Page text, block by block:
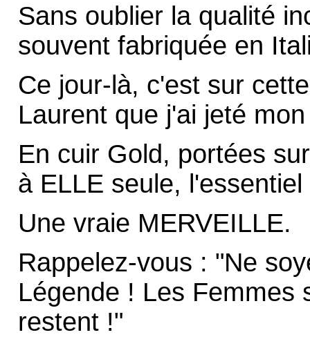
Sans oublier la qualité
souvent fabriquée en
Ce jour-là, c'est sur
Laurent que j'ai jeté
En cuir Gold, portées
à ELLE seule,
Une vraie MERVEILLE.
Rappelez-vous : "Ne
Légende ! Les Femmes
restent !"